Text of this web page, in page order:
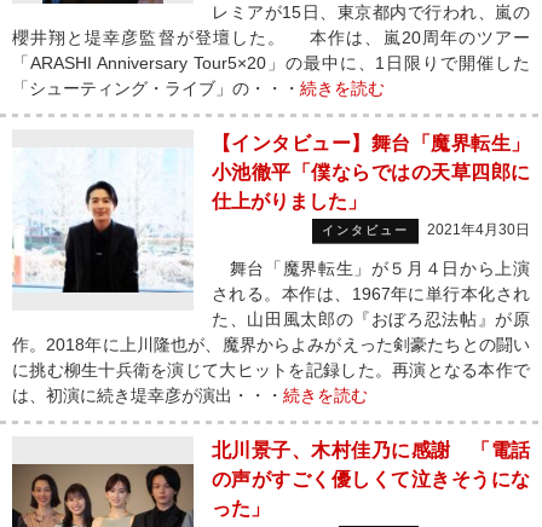
レミアが15日、東京都内で行われ、嵐の
櫻井翔と堤幸彦監督が登壇した。 本作は、嵐20周年のツアー
「ARASHI Anniversary Tour5×20」の最中に、1日限りで開催した
「シューティング・ライブ」の・・・ 続きを読む
【インタビュー】舞台「魔界転生」
小池徹平「僕ならではの天草四郎に
仕上がりました」
インタビュー 2021年4月30日
舞台「魔界転生」が５月４日から上演
される。本作は、1967年に単行本化され
た、山田風太郎の『おぼろ忍法帖』が原
作。2018年に上川隆也が、魔界からよみがえった剣豪たちとの闘い
に挑む柳生十兵衛を演じて大ヒットを記録した。再演となる本作で
は、初演に続き堤幸彦が演出・・・ 続きを読む
北川景子、木村佳乃に感謝 「電話
の声がすごく優しくて泣きそうにな
った」